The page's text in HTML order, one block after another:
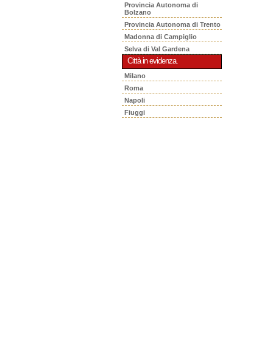
Provincia Autonoma di
Bolzano
Provincia Autonoma di Trento
Madonna di Campiglio
Selva di Val Gardena
Città in evidenza.
Milano
Roma
Napoli
Fiuggi